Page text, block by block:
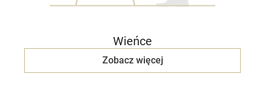
Wieńce
Zobacz więcej